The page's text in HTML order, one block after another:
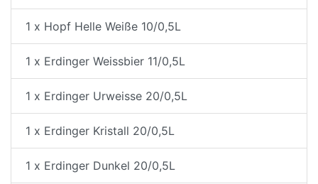
1 x Hopf Helle Weiße 10/0,5L
1 x Erdinger Weissbier 11/0,5L
1 x Erdinger Urweisse 20/0,5L
1 x Erdinger Kristall 20/0,5L
1 x Erdinger Dunkel 20/0,5L